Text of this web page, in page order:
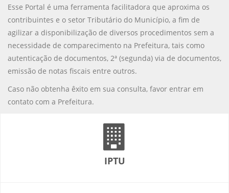
Esse Portal é uma ferramenta facilitadora que aproxima os
contribuintes e o setor Tributário do Município, a fim de
agilizar a disponibilização de diversos procedimentos sem a
necessidade de comparecimento na Prefeitura, tais como
autenticação de documentos, 2ª (segunda) via de documentos,
emissão de notas fiscais entre outros.
Caso não obtenha êxito em sua consulta, favor entrar em
contato com a Prefeitura.
IPTU